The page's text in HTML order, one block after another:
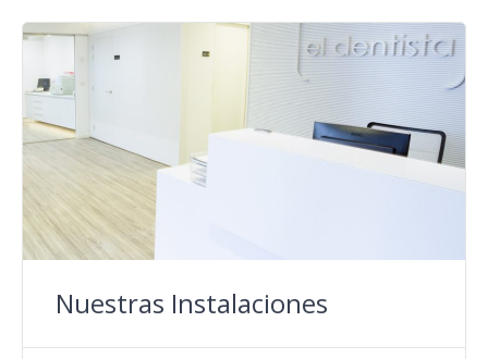
Nuestras Instalaciones